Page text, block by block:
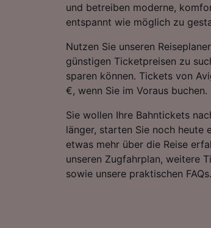
und betreiben moderne,
entspannt wie möglich zu
Nutzen Sie unseren
günstigen Ticketpreisen zu
sparen können. Tickets von
€, wenn Sie im Voraus buchen.
Sie wollen Ihre Bahntickets
länger, starten Sie noch heute
etwas mehr über die Reise
unseren Zugfahrplan, weitere
sowie unsere praktischen FAQs.